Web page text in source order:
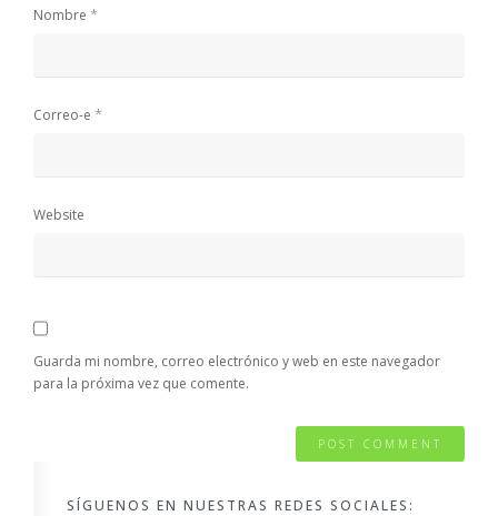
Nombre *
Correo-e *
Website
Guarda mi nombre, correo electrónico y web en este navegador
para la próxima vez que comente.
SÍGUENOS EN NUESTRAS REDES SOCIALES: